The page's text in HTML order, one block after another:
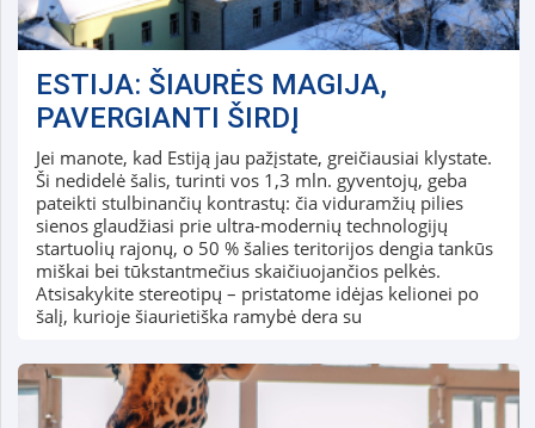
ESTIJA: ŠIAURĖS MAGIJA,
PAVERGIANTI ŠIRDĮ
Jei manote, kad Estiją jau pažįstate, greičiausiai klystate.
Ši nedidelė šalis, turinti vos 1,3 mln. gyventojų, geba
pateikti stulbinančių kontrastų: čia viduramžių pilies
sienos glaudžiasi prie ultra-modernių technologijų
startuolių rajonų, o 50 % šalies teritorijos dengia tankūs
miškai bei tūkstantmečius skaičiuojančios pelkės.
Atsisakykite stereotipų – pristatome idėjas kelionei po
šalį, kurioje šiaurietiška ramybė dera su